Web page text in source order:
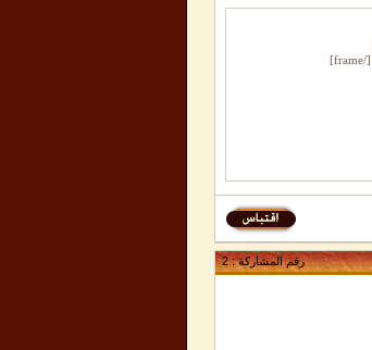
[/frame]
رقم المشاركة :2